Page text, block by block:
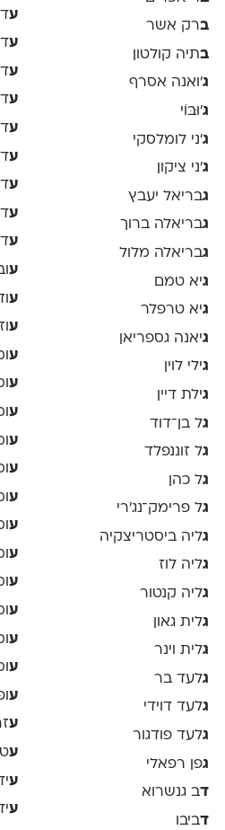
ברק אשר
בתיה קולטון
ג'ואנה אסרף
ג'וּבּוֹי
ג׳ני לומלסקי
ג׳ני ציקון
גבריאל יעבץ
גבריאלה ברוך
גבריאלה מלול
גיא טמם
גיא טרפלר
גיאנה גספריאן
גילי לוין
גילת דיין
גל בן־דוד
גל זוננפלד
גל כהן
גל פרימק־נג׳רי
גליה ביסטריצקיה
גליה לוז
גליה קנטור
גלית גאון
גלית וינר
גלעד בר
גלעד דוידי
גלעד פודגור
גפן רפאלי
דב גנשרוא
דביבו
ע
ע
ע
ע
ע
ע
ע
ע
ע
ע
ע
ע
ע
ע
ע
ע
ע
ע
ע
ע
ע
ע
ע
ע
ע
ע
ע
ע
ע